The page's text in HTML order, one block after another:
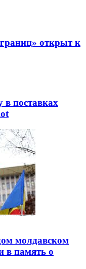
открыт к
в поставках
молдавском
в память о